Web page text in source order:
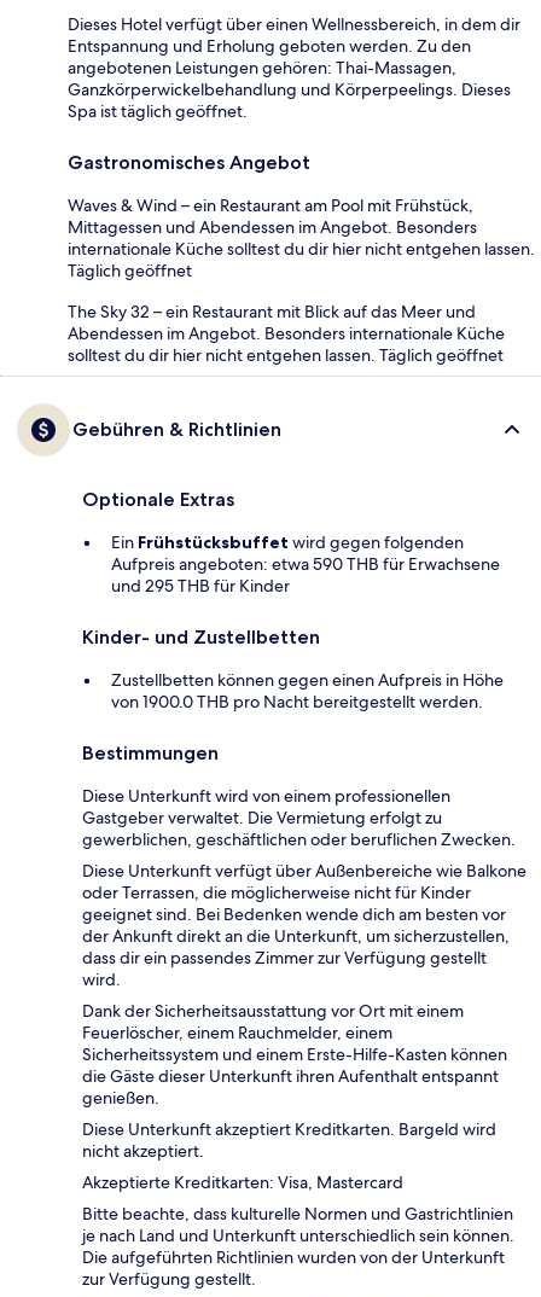
Dieses Hotel verfügt über einen Wellnessbereich, in dem dir
Entspannung und Erholung geboten werden. Zu den
angebotenen Leistungen gehören: Thai-Massagen,
Ganzkörperwickelbehandlung und Körperpeelings. Dieses
Spa ist täglich geöffnet.
Gastronomisches Angebot
Waves & Wind – ein Restaurant am Pool mit Frühstück,
Mittagessen und Abendessen im Angebot. Besonders
internationale Küche solltest du dir hier nicht entgehen lassen.
Täglich geöffnet
The Sky 32 – ein Restaurant mit Blick auf das Meer und
Abendessen im Angebot. Besonders internationale Küche
solltest du dir hier nicht entgehen lassen. Täglich geöffnet
Gebühren & Richtlinien
Optionale Extras
Ein Frühstücksbuffet wird gegen folgenden
Aufpreis angeboten: etwa 590 THB für Erwachsene
und 295 THB für Kinder
Kinder- und Zustellbetten
Zustellbetten können gegen einen Aufpreis in Höhe
von 1900.0 THB pro Nacht bereitgestellt werden.
Bestimmungen
Diese Unterkunft wird von einem professionellen
Gastgeber verwaltet. Die Vermietung erfolgt zu
gewerblichen, geschäftlichen oder beruflichen Zwecken.
Diese Unterkunft verfügt über Außenbereiche wie Balkone
oder Terrassen, die möglicherweise nicht für Kinder
geeignet sind. Bei Bedenken wende dich am besten vor
der Ankunft direkt an die Unterkunft, um sicherzustellen,
dass dir ein passendes Zimmer zur Verfügung gestellt
wird.
Dank der Sicherheitsausstattung vor Ort mit einem
Feuerlöscher, einem Rauchmelder, einem
Sicherheitssystem und einem Erste-Hilfe-Kasten können
die Gäste dieser Unterkunft ihren Aufenthalt entspannt
genießen.
Diese Unterkunft akzeptiert Kreditkarten. Bargeld wird
nicht akzeptiert.
Akzeptierte Kreditkarten: Visa, Mastercard
Bitte beachte, dass kulturelle Normen und Gastrichtlinien
je nach Land und Unterkunft unterschiedlich sein können.
Die aufgeführten Richtlinien wurden von der Unterkunft
zur Verfügung gestellt.